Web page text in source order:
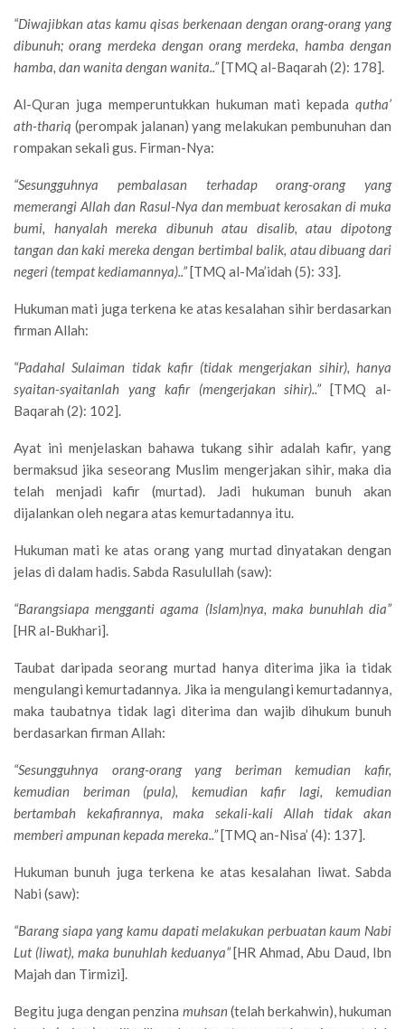
“Diwajibkan atas kamu qisas berkenaan dengan orang-orang yang
dibunuh; orang merdeka dengan orang merdeka, hamba dengan
hamba, dan wanita dengan wanita..”[TMQ al-Baqarah (2): 178].
Al-Quran juga memperuntukkan hukuman mati kepada qutha’
ath-thariq (perompak jalanan) yang melakukan pembunuhan dan
rompakan sekali gus. Firman-Nya:
“Sesungguhnya pembalasan terhadap orang-orang yang
memerangi Allah dan Rasul-Nya dan membuat kerosakan di muka
bumi, hanyalah mereka dibunuh atau disalib, atau dipotong
tangan dan kaki mereka dengan bertimbal balik, atau dibuang dari
negeri (tempat kediamannya)..”[TMQ al-Ma’idah (5): 33].
Hukuman mati juga terkena ke atas kesalahan sihir berdasarkan
firman Allah:
“Padahal Sulaiman tidak kafir (tidak mengerjakan sihir), hanya
syaitan-syaitanlah yang kafir (mengerjakan sihir)..”[TMQ al-
Baqarah (2): 102].
Ayat ini menjelaskan bahawa tukang sihir adalah kafir, yang
bermaksud jika seseorang Muslim mengerjakan sihir, maka dia
telah menjadi kafir (murtad). Jadi hukuman bunuh akan
dijalankan oleh negara atas kemurtadannya itu.
Hukuman mati ke atas orang yang murtad dinyatakan dengan
jelas di dalam hadis. Sabda Rasulullah (saw):
“Barangsiapa mengganti agama (Islam)nya, maka bunuhlah dia”
[HR al-Bukhari].
Taubat daripada seorang murtad hanya diterima jika ia tidak
mengulangi kemurtadannya. Jika ia mengulangi kemurtadannya,
maka taubatnya tidak lagi diterima dan wajib dihukum bunuh
berdasarkan firman Allah:
“Sesungguhnya orang-orang yang beriman kemudian kafir,
kemudian beriman (pula), kemudian kafir lagi, kemudian
bertambah kekafirannya, maka sekali-kali Allah tidak akan
memberi ampunan kepada mereka..”[TMQ an-Nisa’ (4): 137].
Hukuman bunuh juga terkena ke atas kesalahan liwat. Sabda
Nabi (saw):
“Barang siapa yang kamu dapati melakukan perbuatan kaum Nabi
Lut (liwat), maka bunuhlah keduanya”[HR Ahmad, Abu Daud, Ibn
Majah dan Tirmizi].
Begitu juga dengan penzina muhsan(telah berkahwin), hukuman